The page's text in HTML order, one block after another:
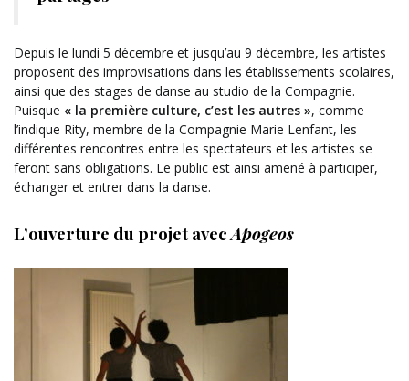
Depuis le lundi 5 décembre et jusqu’au 9 décembre, les artistes
proposent des improvisations dans les établissements scolaires,
ainsi que des stages de danse au studio de la Compagnie.
Puisque « la première culture, c’est les autres », comme
l’indique Rity, membre de la Compagnie Marie Lenfant, les
différentes rencontres entre les spectateurs et les artistes se
feront sans obligations. Le public est ainsi amené à participer,
échanger et entrer dans la danse.
L’ouverture du projet avecApogeos